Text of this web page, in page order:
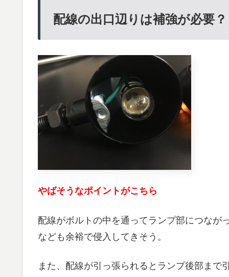
配線の出口辺りは補強が必要？
やばそうなポイントがこちら
配線がボルトの中を通ってランプ部につなが
なども余裕で侵入してきそう。
また、配線が引っ張られるとランプ後部ま